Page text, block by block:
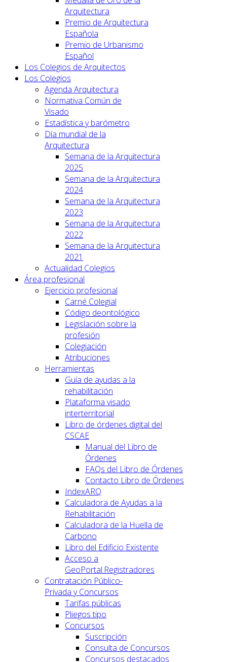
Arquitectura
Premio de Arquitectura
Española
Premio de Urbanismo
Español
Los Colegios de Arquitectos
Los Colegios
Agenda Arquitectura
Normativa Común de
Visado
Estadística y barómetro
Día mundial de la
Arquitectura
Semana de la Arquitectura
2025
Semana de la Arquitectura
2024
Semana de la Arquitectura
2023
Semana de la Arquitectura
2022
Semana de la Arquitectura
2021
Actualidad Colegios
Área profesional
Ejercicio profesional
Carné Colegial
Código deontológico
Legislación sobre la
profesión
Colegiación
Atribuciones
Herramientas
Guía de ayudas a la
rehabilitación
Plataforma visado
interterritorial
Libro de órdenes digital del
CSCAE
Manual del Libro de
Órdenes
FAQs del Libro de Órdenes
Contacto Libro de Órdenes
IndexARQ
Calculadora de Ayudas a la
Rehabilitación
Calculadora de la Huella de
Carbono
Libro del Edificio Existente
Acceso a
GeoPortal.Registradores
Contratación Público-
Privada y Concursos
Tarifas públicas
Pliegos tipo
Concursos
Suscripción
Consulta de Concursos
Concursos destacados